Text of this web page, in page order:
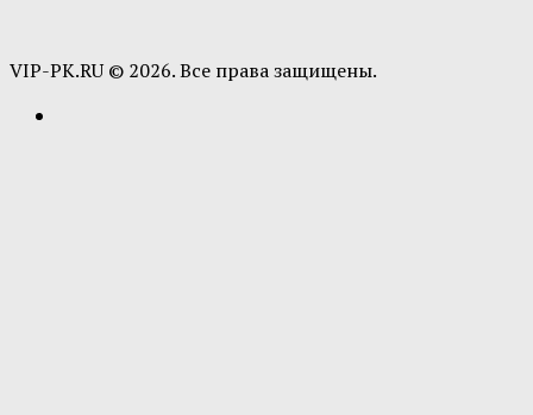
VIP-PK.RU © 2026. Все права защищены.